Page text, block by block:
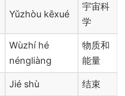
Yǔzhòu kēxué
宇宙科
学
Wùzhí hé
néngliàng
物质和
能量
Jié shù 结束